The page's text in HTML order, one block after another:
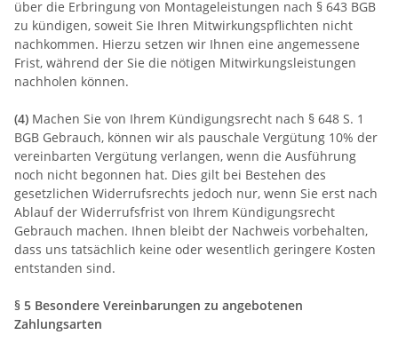
über die Erbringung von Montageleistungen nach § 643 BGB
zu kündigen, soweit Sie Ihren Mitwirkungspflichten nicht
nachkommen. Hierzu setzen wir Ihnen eine angemessene
Frist, während der Sie die nötigen Mitwirkungsleistungen
nachholen können.
(4) Machen Sie von Ihrem Kündigungsrecht nach § 648 S. 1
BGB Gebrauch, können wir als pauschale Vergütung 10% der
vereinbarten Vergütung verlangen, wenn die Ausführung
noch nicht begonnen hat. Dies gilt bei Bestehen des
gesetzlichen Widerrufsrechts jedoch nur, wenn Sie erst nach
Ablauf der Widerrufsfrist von Ihrem Kündigungsrecht
Gebrauch machen. Ihnen bleibt der Nachweis vorbehalten,
dass uns tatsächlich keine oder wesentlich geringere Kosten
entstanden sind.
§ 5 Besondere Vereinbarungen zu angebotenen
Zahlungsarten